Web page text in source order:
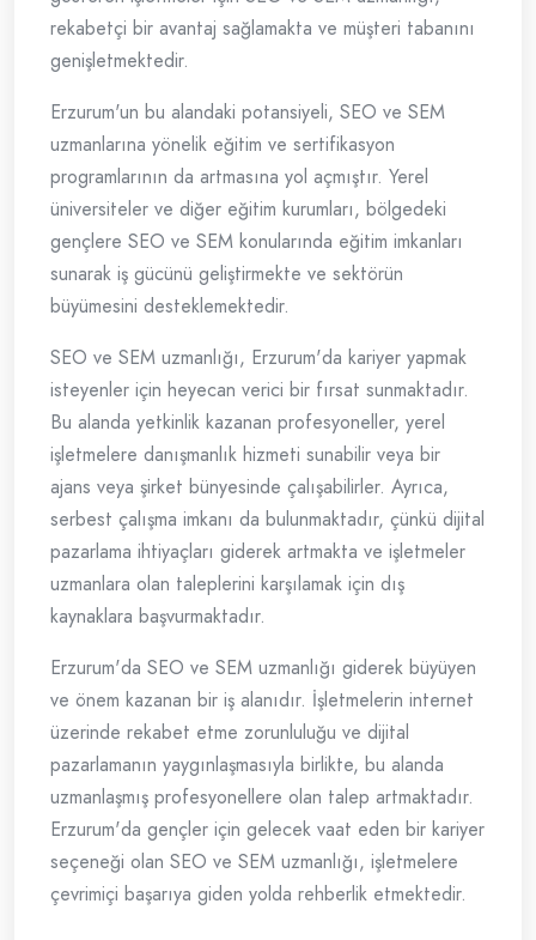
rekabetçi bir avantaj sağlamakta ve müşteri tabanını
genişletmektedir.
Erzurum'un bu alandaki potansiyeli, SEO ve SEM
uzmanlarına yönelik eğitim ve sertifikasyon
programlarının da artmasına yol açmıştır. Yerel
üniversiteler ve diğer eğitim kurumları, bölgedeki
gençlere SEO ve SEM konularında eğitim imkanları
sunarak iş gücünü geliştirmekte ve sektörün
büyümesini desteklemektedir.
SEO ve SEM uzmanlığı, Erzurum'da kariyer yapmak
isteyenler için heyecan verici bir fırsat sunmaktadır.
Bu alanda yetkinlik kazanan profesyoneller, yerel
işletmelere danışmanlık hizmeti sunabilir veya bir
ajans veya şirket bünyesinde çalışabilirler. Ayrıca,
serbest çalışma imkanı da bulunmaktadır, çünkü dijital
pazarlama ihtiyaçları giderek artmakta ve işletmeler
uzmanlara olan taleplerini karşılamak için dış
kaynaklara başvurmaktadır.
Erzurum'da SEO ve SEM uzmanlığı giderek büyüyen
ve önem kazanan bir iş alanıdır. İşletmelerin internet
üzerinde rekabet etme zorunluluğu ve dijital
pazarlamanın yaygınlaşmasıyla birlikte, bu alanda
uzmanlaşmış profesyonellere olan talep artmaktadır.
Erzurum'da gençler için gelecek vaat eden bir kariyer
seçeneği olan SEO ve SEM uzmanlığı, işletmelere
çevrimiçi başarıya giden yolda rehberlik etmektedir.